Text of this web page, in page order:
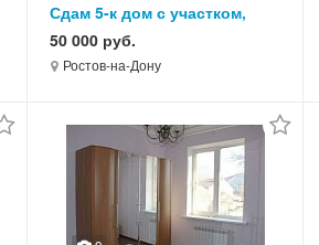
Сдам 5-к дом с участком,
90.0 кв.м, этажей 1
50 000 руб.
Ростов-на-Дону